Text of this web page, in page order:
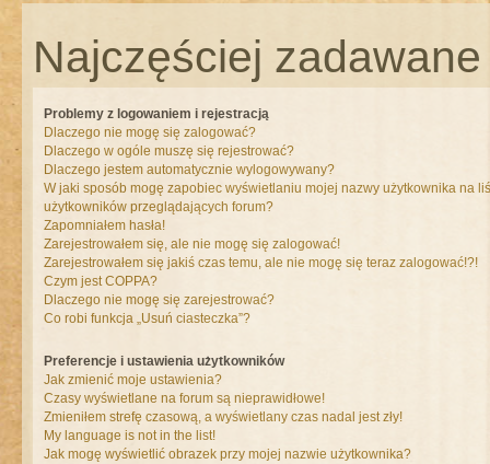
Najczęściej
Problemy z logowaniem i rejestracją
Dlaczego nie mogę się zalogować?
Dlaczego w ogóle muszę się rejestrować?
Dlaczego jestem automatycznie wylogowywany?
W jaki sposób mogę zapobiec wyświetlaniu mojej nazwy użytkownika na
użytkowników przeglądających forum?
Zapomniałem hasła!
Zarejestrowałem się, ale nie mogę się zalogować!
Zarejestrowałem się jakiś czas temu, ale nie mogę się teraz zalogować!?!
Czym jest COPPA?
Dlaczego nie mogę się zarejestrować?
Co robi funkcja „Usuń ciasteczka”?
Preferencje i ustawienia użytkowników
Jak zmienić moje ustawienia?
Czasy wyświetlane na forum są nieprawidłowe!
Zmieniłem strefę czasową, a wyświetlany czas nadal jest zły!
My language is not in the list!
Jak mogę wyświetlić obrazek przy mojej nazwie użytkownika?